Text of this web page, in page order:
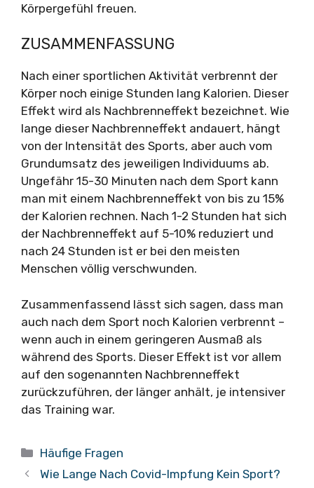
Körpergefühl freuen.
ZUSAMMENFASSUNG
Nach einer sportlichen Aktivität verbrennt der
Körper noch einige Stunden lang Kalorien. Dieser
Effekt wird als Nachbrenneffekt bezeichnet. Wie
lange dieser Nachbrenneffekt andauert, hängt
von der Intensität des Sports, aber auch vom
Grundumsatz des jeweiligen Individuums ab.
Ungefähr 15-30 Minuten nach dem Sport kann
man mit einem Nachbrenneffekt von bis zu 15%
der Kalorien rechnen. Nach 1-2 Stunden hat sich
der Nachbrenneffekt auf 5-10% reduziert und
nach 24 Stunden ist er bei den meisten
Menschen völlig verschwunden.
Zusammenfassend lässt sich sagen, dass man
auch nach dem Sport noch Kalorien verbrennt –
wenn auch in einem geringeren Ausmaß als
während des Sports. Dieser Effekt ist vor allem
auf den sogenannten Nachbrenneffekt
zurückzuführen, der länger anhält, je intensiver
das Training war.
Kategorien
Häufige Fragen
Wie Lange Nach Covid-Impfung Kein Sport?